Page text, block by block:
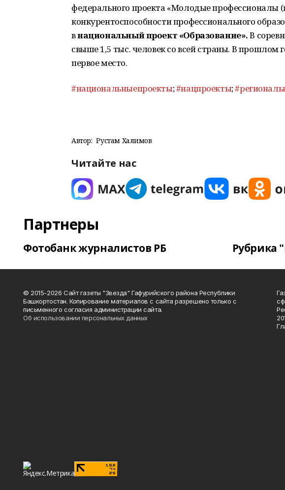
федерального проекта «Молодые профессионалы
конкурентоспособности профессионального
внациональный проект «Образование».В
свыше 1,5 тыс. человек со всей страны. В прошлом
первое место.
#национальныепроекты;#нацпроекты;
Автор: Рустам Халимов
Читайте нас
Партнеры
Фотобанк журналистов РБ Рубрика
© 2015-2026 Сайт газеты "Звезда" Гафурийского района Республики
Башкортостан. Копирование материалов с сайта разрешено только с
письменного согласия администрации сайта.
Об использовании персональных данных